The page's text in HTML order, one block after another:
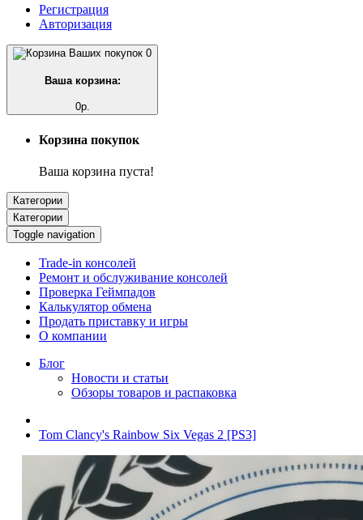
Регистрация
Авторизация
0
Ваша корзина:
0р.
Корзина покупок
Ваша корзина пуста!
Категории
Категории
Toggle navigation
Trade-in консолей
Ремонт и обслуживание консолей
Проверка Геймпадов
Калькулятор обмена
Продать приставку и игры
О компании
Блог
Новости и статьи
Обзоры товаров и распаковка
Tom Clancy's Rainbow Six Vegas 2 [PS3]